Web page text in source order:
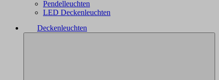
Pendelleuchten
LED Deckenleuchten
Deckenleuchten